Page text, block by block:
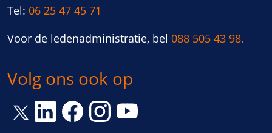
Tel: 06 25 47 45 71
Voor de ledenadministratie, bel 088 505 43 98.
Volg ons ook op
Link opent een nieuw venster
Link opent een nieuw venster
Link opent een nieuw venster
Link opent een nieuw venster
Link opent een nieuw